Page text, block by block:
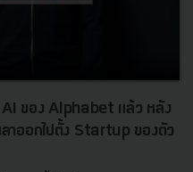
ของ Alphabet แล้ว หลัง
าออกไปตั้ง Startup ของตัว